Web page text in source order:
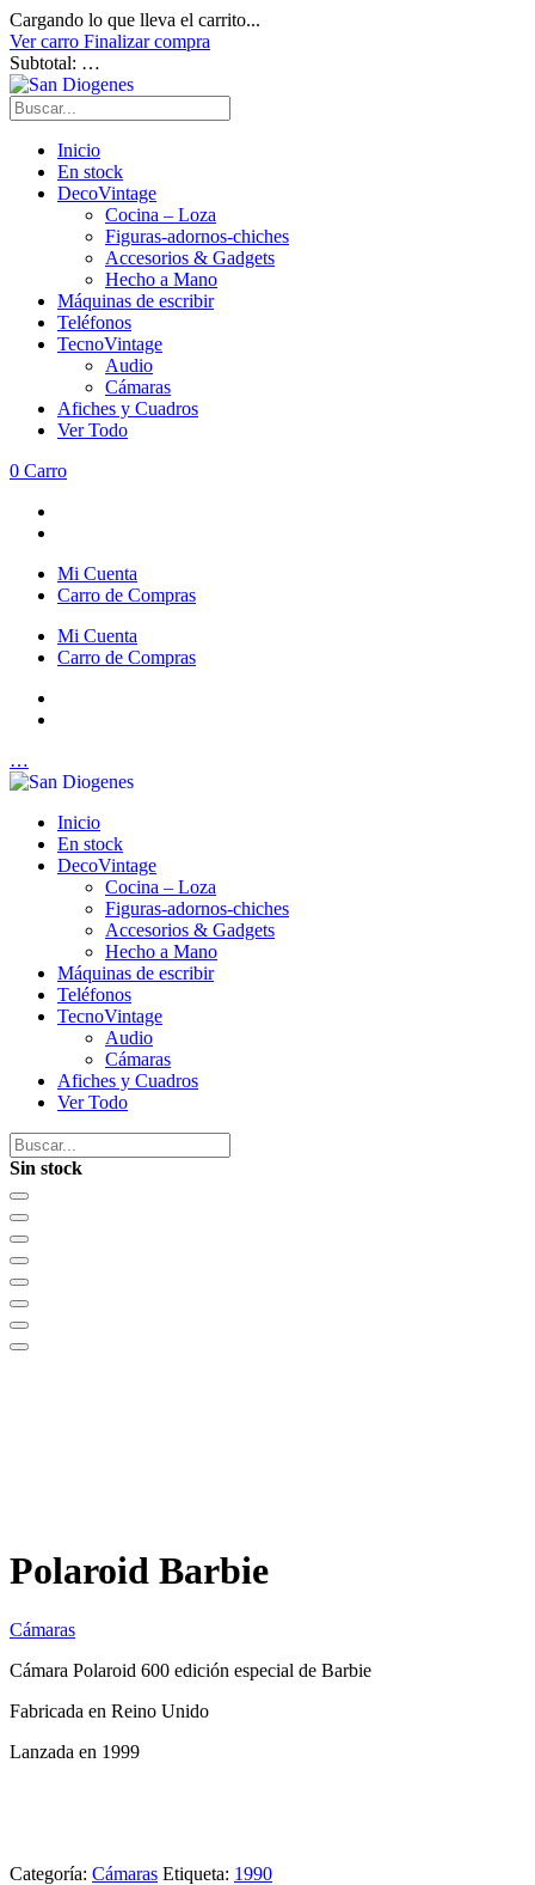
Cargando lo que lleva el carrito...
Ver carro Finalizar compra
Subtotal: …
Inicio
En stock
DecoVintage
Cocina – Loza
Figuras-adornos-chiches
Accesorios & Gadgets
Hecho a Mano
Máquinas de escribir
Teléfonos
TecnoVintage
Audio
Cámaras
Afiches y Cuadros
Ver Todo
0 Carro
Mi Cuenta
Carro de Compras
Mi Cuenta
Carro de Compras
…
Inicio
En stock
DecoVintage
Cocina – Loza
Figuras-adornos-chiches
Accesorios & Gadgets
Hecho a Mano
Máquinas de escribir
Teléfonos
TecnoVintage
Audio
Cámaras
Afiches y Cuadros
Ver Todo
Sin stock
Polaroid Barbie
Cámaras
Cámara Polaroid 600 edición especial de Barbie
Fabricada en Reino Unido
Lanzada en 1999
Categoría: Cámaras Etiqueta: 1990